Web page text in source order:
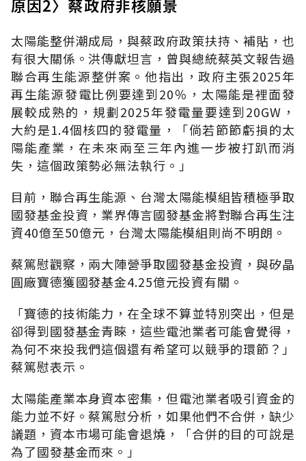
原因2〉蔡政府非核願景
太陽能整併潮成局，與蔡政府政策扶持、補貼，也
有很大關係。洪傳獻坦言，曾與總統蔡英文報告過
聯合再生能源整併案。他指出，政府主張2025年
再生能源發電比例要達到20％，太陽能是裡面發
展較成熟的，規劃2025年發電量要達到20GW，
大約是1.4個核四的發電量，「倘若節節虧損的太
陽能產業，在未來兩至三年內進一步被打趴而消
失，這個政策勢必無法執行。」
目前，聯合再生能源、台灣太陽能模組皆積極爭取
國發基金投資，業界傳言國發基金將對聯合再生注
資40億至50億元，台灣太陽能模組則尚不明朗。
蔡篤慰觀察，兩大陣營爭取國發基金投資，與矽晶
圓廠寶德獲國發基金4.25億元投資有關。
「寶德的技術能力，在全球不算並特別突出，但是
卻得到國發基金青睞，這些電池業者可能會覺得，
為何不來投我們這個還有希望可以競爭的環節？」
蔡篤慰表示。
太陽能產業本身資本密集，但電池業者吸引資金的
能力並不好。蔡篤慰分析，如果他們不合併，缺少
議題，資本市場可能會退燒，「合併的目的可說是
為了國發基金而來。」